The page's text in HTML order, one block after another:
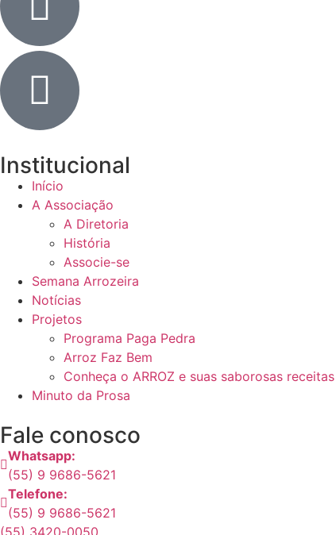
Institucional
Início
A Associação
A Diretoria
História
Associe-se
Semana Arrozeira
Notícias
Projetos
Programa Paga Pedra
Arroz Faz Bem
Conheça o ARROZ e suas saborosas receitas
Minuto da Prosa
Fale conosco
Whatsapp:
(55) 9 9686-5621
Telefone:
(55) 9 9686-5621